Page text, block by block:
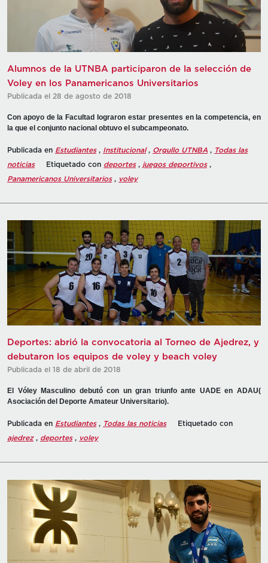
Alumnos de la UTNBA participaron de la selección de
Voley en los Panamericanos Universitarios
Publicada el 28 de agosto de 2018
Con apoyo de la Facultad lograron estar presentes en la competencia, en
la que el conjunto nacional obtuvo el subcampeonato.
Publicada en Estudiantes, Institucional, Orgullo UTNBA , Todas las
noticias
Etiquetado con deportes, juegos deportivos,
Panamericanos Universitarios, voley
Deportes: abrió la convocatoria al Torneo de Ajedrez, y
debutaron los equipos de voley y beach voley
Publicada el 18 de abril de 2018
El Vóley Masculino debutó con un gran triunfo ante UADE en ADAU(
Asociación del Deporte Amateur Universitario).
Publicada en Estudiantes, Todas las noticias
Etiquetado con
ajedrez, deportes, voley